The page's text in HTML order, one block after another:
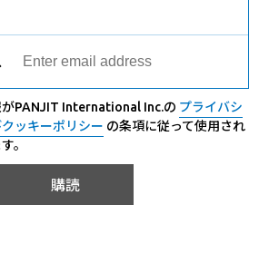
購読
PANJIT International Inc.の プライバシ
ッキーポリシー の条項に従って使用され
。